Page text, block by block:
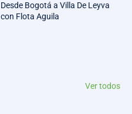
Desde Bogotá a Villa De Leyva
con Flota Aguila
Ver todos